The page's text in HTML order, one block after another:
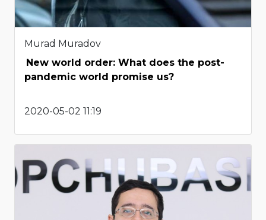
Murad Muradov
New world order: What does the post-
pandemic world promise us?
2020-05-02 11:19